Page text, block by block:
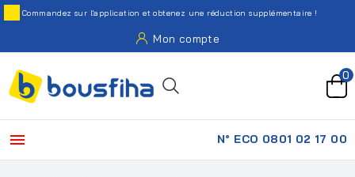
Commandez sur l'application et obtenez une réduction supplémentaire !
Mon compte
0
 N° ECO 0801 02 17 00